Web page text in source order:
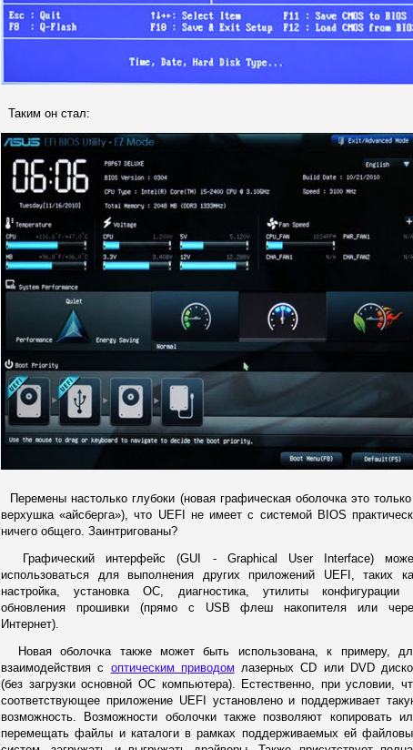
Таким он стал:
Перемены настолько глубоки (новая графическая оболочка это
верхушка «айсберга»), что UEFI не имеет с системой BIOS
ничего общего. Заинтригованы?
Графический интерфейс (GUI - Graphical User Interface)
использоваться для выполнения других приложений UEFI, таких
настройка, установка ОС, диагностика, утилиты конфигурации
обновления прошивки (прямо с USB флеш накопителя или
Интернет).
Новая оболочка также может быть использована, к примеру,
взаимодействия с оптическим приводом лазерных CD или DVD
(без загрузки основной ОС компьютера). Естественно, при условии,
соответствующее приложение UEFI установлено и поддерживает
возможность. Возможности оболочки также позволяют копировать
перемещать файлы и каталоги в рамках поддерживаемых ей